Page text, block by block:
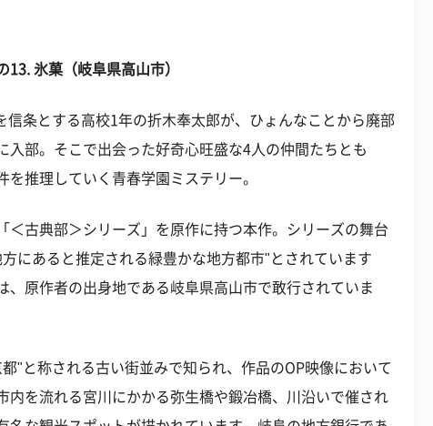
13. 氷菓（岐阜県高山市）
信条とする高校1年の折木奉太郎が、ひょんなことから廃部
入部。そこで出会った好奇心旺盛な4人の仲間たちとも
を推理していく青春学園ミステリー。
＜古典部＞シリーズ」を原作に持つ本作。シリーズの舞台
にあると推定される緑豊かな地方都市"とされています
、原作者の出身地である岐阜県高山市で敢行されていま
"と称される古い街並みで知られ、作品のOP映像において
内を流れる宮川にかかる弥生橋や鍛冶橋、川沿いで催され